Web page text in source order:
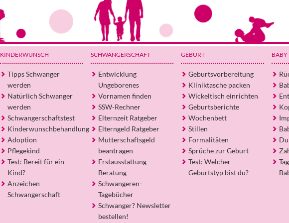
KINDERWUNSCH
Tipps Schwanger
werden
Natürlich Schwanger
werden
Schwangerschaftstest
Kinderwunschbehandlung
Adoption
Pflegekind
Test: Bereit für ein
Kind?
Anzeichen
Schwangerschaft
SCHWANGERSCHAFT
Entwicklung
Ungeborenes
Vornamen finden
SSW-Rechner
Elternzeit Ratgeber
Elterngeld Ratgeber
Mutterschaftsgeld
beantragen
Erstausstattung
Beratung
Schwangeren-
Tagebücher
Schwanger? Newsletter
bestellen!
GEBURT
Geburtsvorbereitung
Kliniktasche packen
Wickeltisch einrichten
Geburtsberichte
Wochenbett
Stillen
Formalitäten
Sprüche zur Geburt
Test: Welcher
Geburtstyp bist du?
BABY